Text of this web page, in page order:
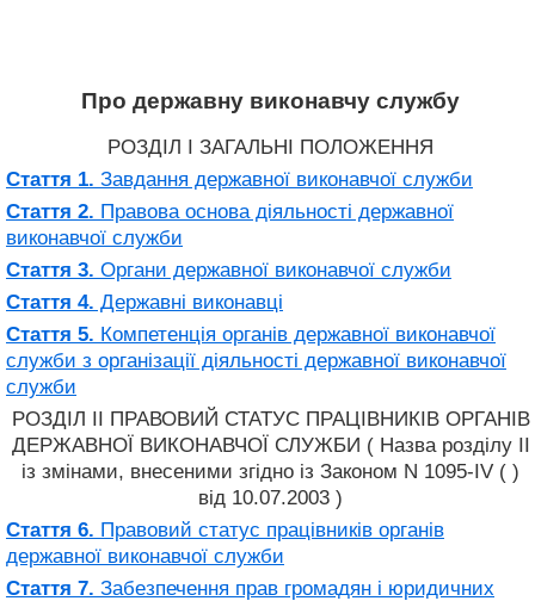
Про державну виконавчу службу
РОЗДІЛ I ЗАГАЛЬНІ ПОЛОЖЕННЯ
Стаття 1. Завдання державної виконавчої служби
Стаття 2. Правова основа діяльності державної
виконавчої служби
Стаття 3. Органи державної виконавчої служби
Стаття 4. Державні виконавці
Стаття 5. Компетенція органів державної виконавчої
служби з організації діяльності державної виконавчої
служби
РОЗДІЛ II ПРАВОВИЙ СТАТУС ПРАЦІВНИКІВ ОРГАНІВ
ДЕРЖАВНОЇ ВИКОНАВЧОЇ СЛУЖБИ ( Назва розділу II
із змінами, внесеними згідно із Законом N 1095-IV ( )
від 10.07.2003 )
Стаття 6. Правовий статус працівників органів
державної виконавчої служби
Стаття 7. Забезпечення прав громадян і юридичних